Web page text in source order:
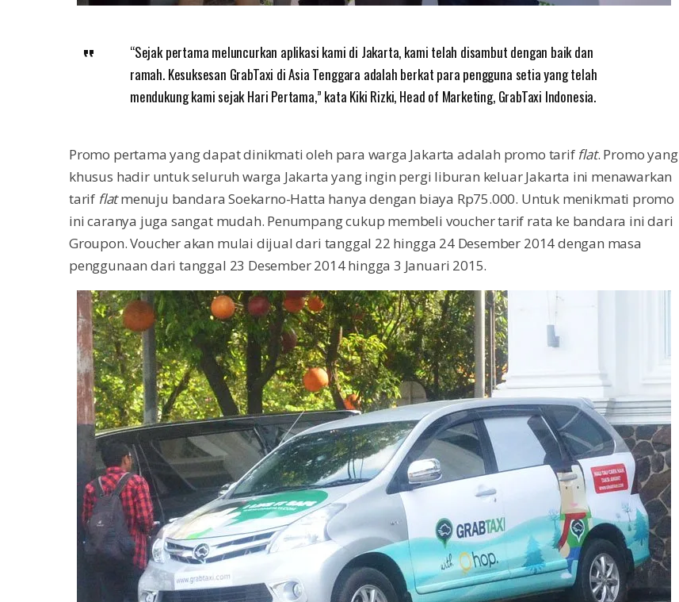
“Sejak pertama meluncurkan aplikasi kami di Jakarta, kami telah disambut dengan baik dan
ramah. Kesuksesan GrabTaxi di Asia Tenggara adalah berkat para pengguna setia yang telah
mendukung kami sejak Hari Pertama,” kata Kiki Rizki, Head of Marketing, GrabTaxi Indonesia.
Promo pertama yang dapat dinikmati oleh para warga Jakarta adalah promo tarif flat. Promo yang
khusus hadir untuk seluruh warga Jakarta yang ingin pergi liburan keluar Jakarta ini menawarkan
tarif flatmenuju bandara Soekarno-Hatta hanya dengan biaya Rp75.000. Untuk menikmati promo
ini caranya juga sangat mudah. Penumpang cukup membeli voucher tarif rata ke bandara ini dari
Groupon. Voucher akan mulai dijual dari tanggal 22 hingga 24 Desember 2014 dengan masa
penggunaan dari tanggal 23 Desember 2014 hingga 3 Januari 2015.